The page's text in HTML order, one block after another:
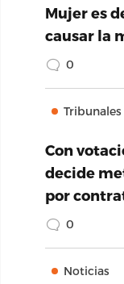
Mujer es
causar la
0
Tribunales
Con
decide
por
0
Noticias